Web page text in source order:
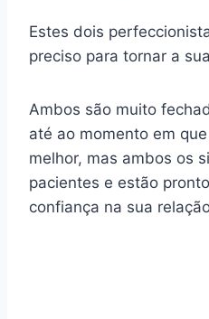
Estes dois
preciso para tornar a
Ambos são muito
até ao momento em
melhor, mas ambos os
pacientes e estão
confiança na sua